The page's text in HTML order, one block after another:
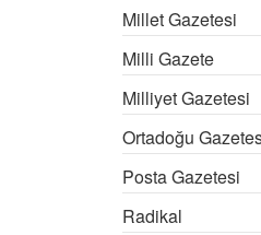
Millet Gazetesi
Milli Gazete
Milliyet Gazetesi
Ortadoğu
Posta Gazetesi
Radikal